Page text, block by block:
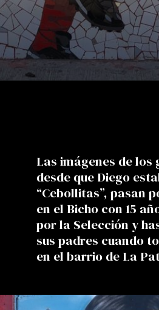
Las imágenes de
desde que Diego
“Cebollitas”, pasan
en el Bicho con 15
por la Selección y
sus padres cuando
en el barrio de La